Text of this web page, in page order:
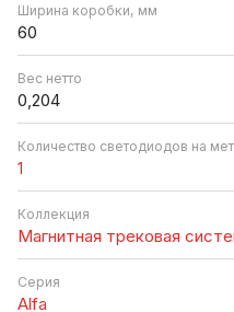
Ширина коробки, мм
60
Вес нетто
0,204
Количество светодиодов на
1
Коллекция
Магнитная трековая
Серия
Alfa